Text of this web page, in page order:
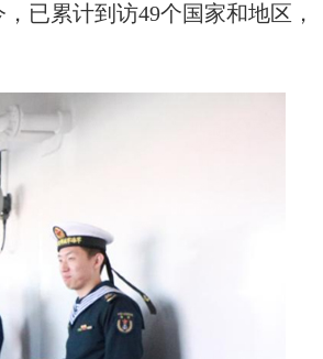
已累计到访49个国家和地区，